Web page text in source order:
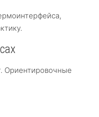
Ориентировочные